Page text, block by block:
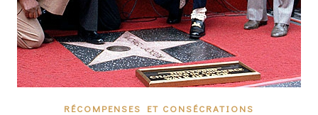
RÉCOMPENSES ET CONSÉCRATIONS